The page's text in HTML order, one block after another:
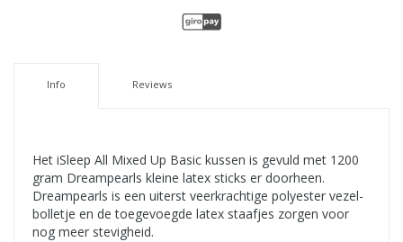
Info Reviews
Het iSleep All Mixed Up Basic kussen is gevuld met 1200
gram Dreampearls kleine latex sticks er doorheen.
Dreampearls is een uiterst veerkrachtige polyester vezel-
bolletje en de toegevoegde latex staafjes zorgen voor
nog meer stevigheid.